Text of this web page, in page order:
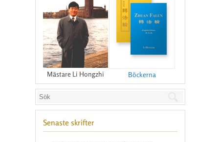
Mästare Li Hongzhi Böckerna
Senaste skrifter